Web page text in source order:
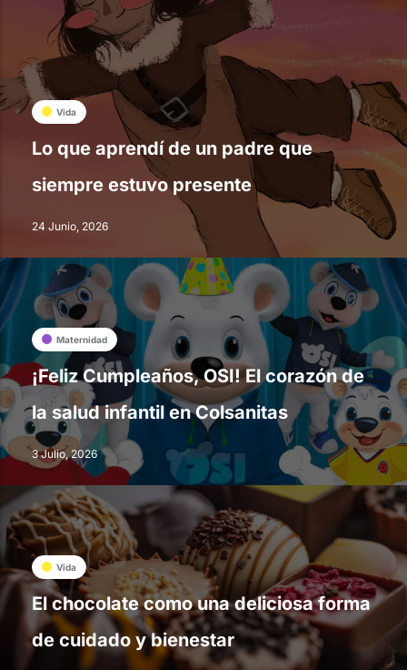
Vida
Lo que aprendí de un padre que
siempre estuvo presente
24 Junio, 2026
Maternidad
¡Feliz Cumpleaños, OSI! El corazón de
la salud infantil en Colsanitas
3 Julio, 2026
Vida
El chocolate como una deliciosa forma
de cuidado y bienestar